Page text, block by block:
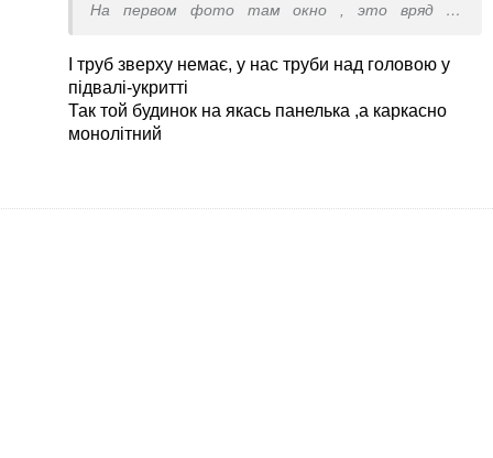
На первом фото там окно , это вряд ли
помещение
А признали пригодным для укрытия (
І труб зверху немає, у нас труби над головою у
підвалі-укритті
Так той будинок на якась панелька ,а каркасно
монолітний